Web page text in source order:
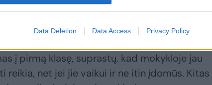
Data Deletion Data Access Privacy Policy
vaiko gyvenime – kaip jį jam paruošti?
į pirmą klasę, suprastų, kad mokykloje jau
reikia, net jei jie vaikui ir ne itin įdomūs. Kitas